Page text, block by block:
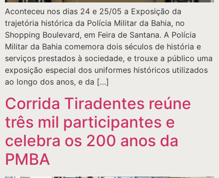
Aconteceu nos dias 24 e 25/05 a Exposição da
trajetória histórica da Polícia Militar da Bahia, no
Shopping Boulevard, em Feira de Santana. A Polícia
Militar da Bahia comemora dois séculos de história e
serviços prestados à sociedade, e trouxe a público uma
exposição especial dos uniformes históricos utilizados
ao longo dos anos, e da […]
Corrida Tiradentes reúne
três mil participantes e
celebra os 200 anos da
PMBA